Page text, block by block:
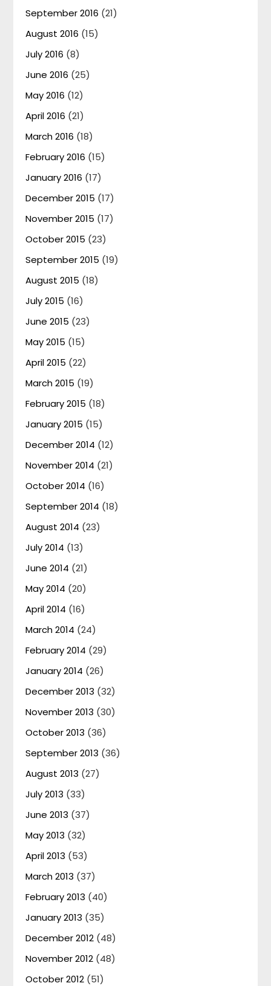
September 2016 (21)
August 2016 (15)
July 2016 (8)
June 2016 (25)
May 2016 (12)
April 2016 (21)
March 2016 (18)
February 2016 (15)
January 2016 (17)
December 2015 (17)
November 2015 (17)
October 2015 (23)
September 2015 (19)
August 2015 (18)
July 2015 (16)
June 2015 (23)
May 2015 (15)
April 2015 (22)
March 2015 (19)
February 2015 (18)
January 2015 (15)
December 2014 (12)
November 2014 (21)
October 2014 (16)
September 2014 (18)
August 2014 (23)
July 2014 (13)
June 2014 (21)
May 2014 (20)
April 2014 (16)
March 2014 (24)
February 2014 (29)
January 2014 (26)
December 2013 (32)
November 2013 (30)
October 2013 (36)
September 2013 (36)
August 2013 (27)
July 2013 (33)
June 2013 (37)
May 2013 (32)
April 2013 (53)
March 2013 (37)
February 2013 (40)
January 2013 (35)
December 2012 (48)
November 2012 (48)
October 2012 (51)